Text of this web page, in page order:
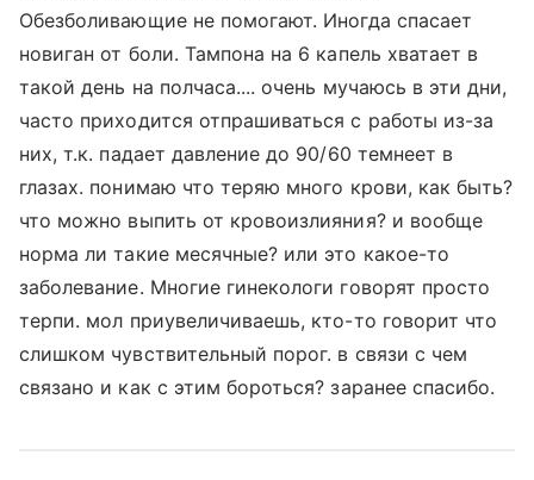
Обезболивающие не помогают. Иногда спасает
новиган от боли. Тампона на 6 капель хватает в
такой день на полчаса.... очень мучаюсь в эти дни,
часто приходится отпрашиваться с работы из-за
них, т.к. падает давление до 90/60 темнеет в
глазах. понимаю что теряю много крови, как быть?
что можно выпить от кровоизлияния? и вообще
норма ли такие месячные? или это какое-то
заболевание. Многие гинекологи говорят просто
терпи. мол приувеличиваешь, кто-то говорит что
слишком чувствительный порог. в связи с чем
связано и как с этим бороться? заранее спасибо.